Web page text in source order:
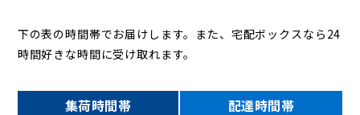
下の表の時間帯でお届けします。また、宅配ボックスなら24
時間好きな時間に受け取れます。
集荷時間帯 配達時間帯